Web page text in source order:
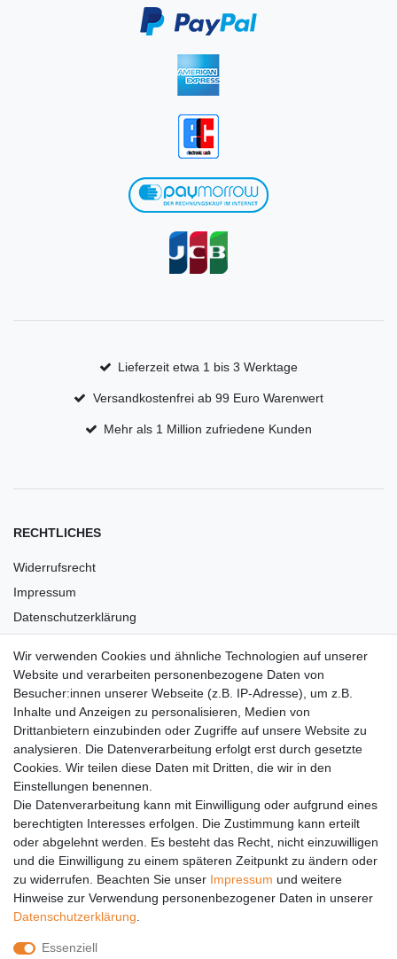
Lieferzeit etwa 1 bis 3 Werktage
Versandkostenfrei ab 99 Euro Warenwert
Mehr als 1 Million zufriedene Kunden
RECHTLICHES
Widerrufsrecht
Impressum
Datenschutzerklärung
Versandkosten
Barrierefreiheit
Anleitungen
Vertrag widerrufen
PARTNER
DHL
GLS
PaketPLUS
SPONSORING
Wir verwenden Cookies und ähnliche Technologien auf unserer
Website und verarbeiten personenbezogene Daten von
Besucher:innen unserer Webseite (z.B. IP-Adresse), um z.B.
Inhalte und Anzeigen zu personalisieren, Medien von
Drittanbietern einzubinden oder Zugriffe auf unsere Website zu
analysieren. Die Datenverarbeitung erfolgt erst durch gesetzte
Cookies. Wir teilen diese Daten mit Dritten, die wir in den
Einstellungen benennen.
Die Datenverarbeitung kann mit Einwilligung oder aufgrund eines
berechtigten Interesses erfolgen. Die Zustimmung kann erteilt
oder abgelehnt werden. Es besteht das Recht, nicht einzuwilligen
und die Einwilligung zu einem späteren Zeitpunkt zu ändern oder
zu widerrufen. Beachten Sie unser Impressum und weitere
Hinweise zur Verwendung personenbezogener Daten in unserer
Daten­schutz­erklärung
Essenziell